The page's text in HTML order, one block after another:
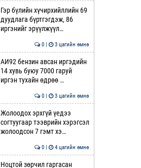
Гэр бүлийн хүчирхийллийн 69
дуудлага бүртгэгдэж, 86
иргэнийг эрүүлжүүл…
0 | 3 цагийн өмнө
АИ92 бензин авсан иргэдийн
14 хувь буюу 7000 гаруй
иргэн тухайн өдрөө …
0 | 3 цагийн өмнө
Жолоодох эрхгүй үедээ
согтуугаар тээврийн хэрэгсэл
жолоодсон 7 гэмт хэ…
0 | 4 цагийн өмнө
Ноцтой зөрчил гаргасан